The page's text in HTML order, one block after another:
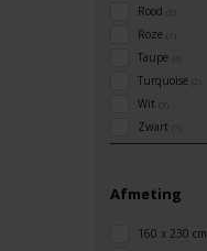
Rood
Roze
Taupe
Turquoise
Wit
Zwart
Afmeting
160 x 230 cm